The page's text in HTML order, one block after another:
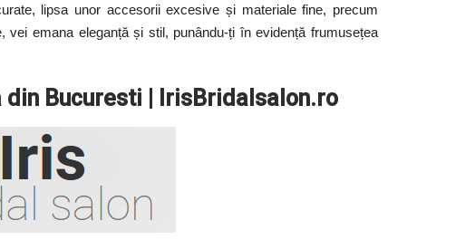
lipsa unor accesorii excesive și materiale fine, precum
vei emana eleganță și stil, punându-ți în evidență frumusețea
din Bucuresti | IrisBridalsalon.ro